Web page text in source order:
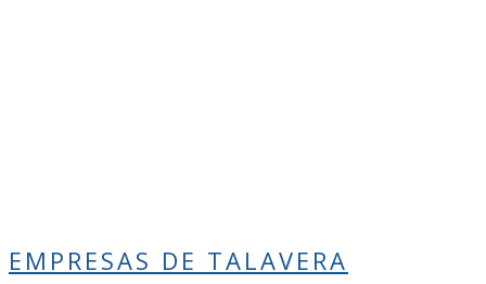
EMPRESAS DE TALAVERA